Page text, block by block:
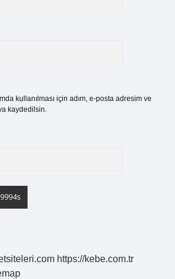
kullanılması için adım, e-posta adresim ve
kaydedilsin.
https://kebe.com.tr